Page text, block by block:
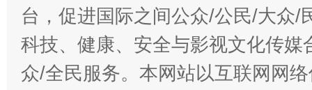
台，促进国际之间公众/公民/大众/
科技、健康、安全与影视文化传
众/全民服务。本网站以互联网网